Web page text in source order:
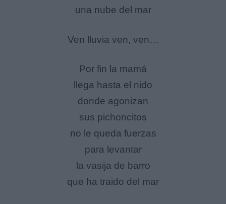
una nube del mar
Ven lluvia ven, ven…
Por fin la mamá
llega hasta el nido
donde agonizan
sus pichoncitos
no le queda fuerzas
para levantar
la vasija de barro
que ha traido del mar